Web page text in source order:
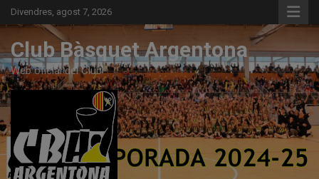
Skip
to
Divendres, agost 7, 2026
Club Bàsquet Argentona
Web oficial del Club